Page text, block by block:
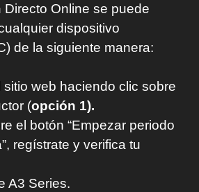
Directo Online se puede
dispositivo
de la siguiente manera:
web haciendo clic sobre
(opción 1).
el botón “Empezar periodo
regístrate y verifica tu
A3 Series.